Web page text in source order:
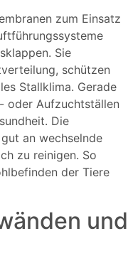
zum Einsatz
Sie
schützen
Stallklima. Gerade
oder Aufzuchtställen
Die
an wechselnde
zu reinigen. So
der Tiere
und